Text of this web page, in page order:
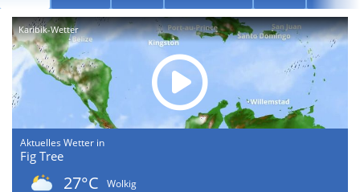
Karibik-Wetter
Aktuelles Wetter in
Fig Tree
27°C
Wolkig